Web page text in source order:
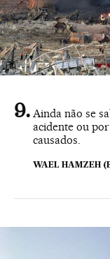
Ainda não se
acidente ou
causados.
WAEL HAMZEH